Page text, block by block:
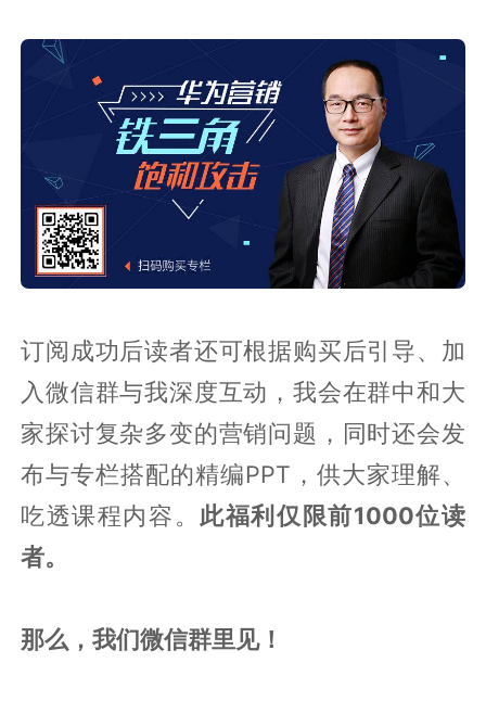
订阅成功后读者还可根据购买后引导、加
入微信群与我深度互动，我会在群中和大
家探讨复杂多变的营销问题，同时还会发
布与专栏搭配的精编PPT，供大家理解、
吃透课程内容。此福利仅限前1000位读
者。
那么，我们微信群里见！